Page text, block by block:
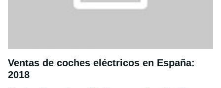
Ventas de coches eléctricos en España:
2018